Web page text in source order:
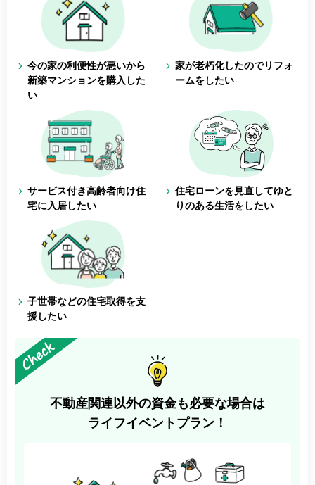
今の家の利便性が悪いから
新築マンションを購入した
い
家が老朽化したのでリフォ
ームをしたい
サービス付き高齢者向け住
宅に入居したい
住宅ローンを見直してゆと
りのある生活をしたい
子世帯などの住宅取得を支
援したい
不動産関連以外の資金も必要な場合は
ライフイベントプラン！